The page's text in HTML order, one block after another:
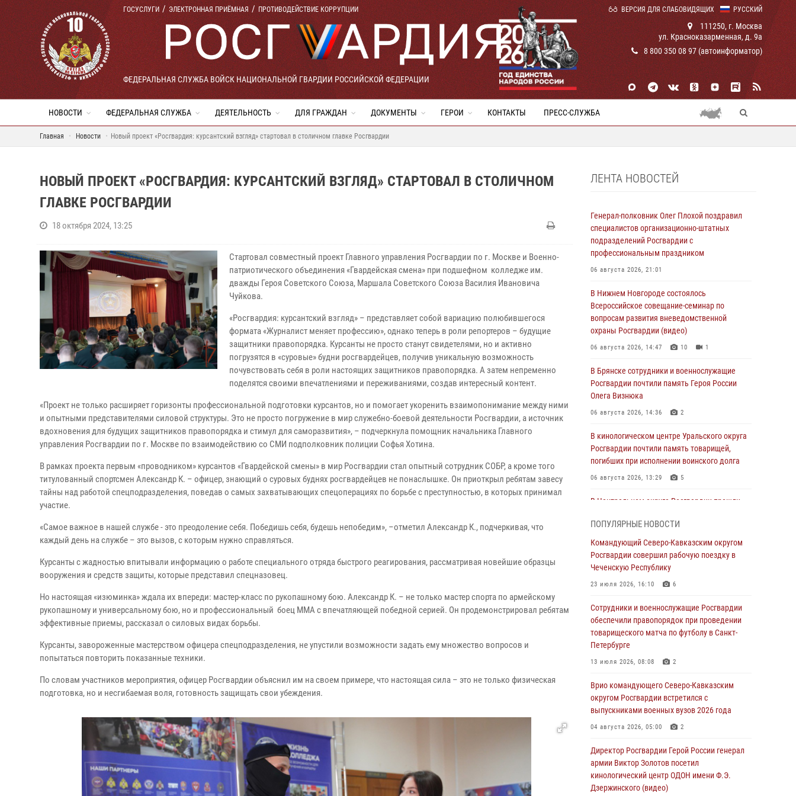
РУССКИЙ
ГОСУСЛУГИ ЭЛЕКТРОННАЯ ПРИЁМНАЯ ПРОТИВОДЕЙСТВИЕ КОРРУПЦИИ ВЕРСИЯ ДЛЯ СЛАБОВИДЯЩИХ
ФЕДЕРАЛЬНАЯ СЛУЖБА ВОЙСК НАЦИОНАЛЬНОЙ ГВАРДИИ РОССИЙСКОЙ ФЕДЕРАЦИИ
111250, г. Москва
ул. Красноказарменная, д. 9а
8 800 350 08 97 (автоинформатор)
НОВОСТИ ФЕДЕРАЛЬНАЯ СЛУЖБА ДЕЯТЕЛЬНОСТЬ ДЛЯ ГРАЖДАН ДОКУМЕНТЫ ГЕРОИ КОНТАКТЫ ПРЕСС-СЛУЖБА
Главная Новости Новый проект «Росгвардия: курсантский взгляд» стартовал в столичном главке Росгвардии
НОВЫЙ ПРОЕКТ «РОСГВАРДИЯ: КУРСАНТСКИЙ ВЗГЛЯД» СТАРТОВАЛ В СТОЛИЧНОМ
ГЛАВКЕ РОСГВАРДИИ
18 октября 2024, 13:25
Стартовал совместный проект Главного управления Росгвардии по г. Москве и Военно-
патриотического объединения «Гвардейская смена» при подшефном колледже им.
дважды Героя Советского Союза, Маршала Советского Союза Василия Ивановича
Чуйкова.
«Росгвардия: курсантский взгляд» – представляет собой вариацию полюбившегося
формата «Журналист меняет профессию», однако теперь в роли репортеров – будущие
защитники правопорядка. Курсанты не просто станут свидетелями, но и активно
погрузятся в «суровые» будни росгвардейцев, получив уникальную возможность
почувствовать себя в роли настоящих защитников правопорядка. А затем непременно
поделятся своими впечатлениями и переживаниями, создав интересный контент.
«Проект не только расширяет горизонты профессиональной подготовки курсантов, но и помогает укоренить взаимопонимание между ними
и опытными представителями силовой структуры. Это не просто погружение в мир служебно-боевой деятельности Росгвардии, а источник
вдохновения для будущих защитников правопорядка и стимул для саморазвития», – подчеркнула помощник начальника Главного
управления Росгвардии по г. Москве по взаимодействию со СМИ подполковник полиции Софья Хотина.
В рамках проекта первым «проводником» курсантов «Гвардейской смены» в мир Росгвардии стал опытный сотрудник СОБР, а кроме того
титулованный спортсмен Александр К. – офицер, знающий о суровых буднях росгвардейцев не понаслышке. Он приоткрыл ребятам завесу
тайны над работой спецподразделения, поведав о самых захватывающих спецоперациях по борьбе с преступностью, в которых принимал
участие.
«Самое важное в нашей службе - это преодоление себя. Победишь себя, будешь непобедим», –отметил Александр К., подчеркивая, что
каждый день на службе – это вызов, с которым нужно справляться.
Курсанты с жадностью впитывали информацию о работе специального отряда быстрого реагирования, рассматривая новейшие образцы
вооружения и средств защиты, которые представил спецназовец.
Но настоящая «изюминка» ждала их впереди: мастер-класс по рукопашному бою. Александр К. – не только мастер спорта по армейскому
рукопашному и универсальному бою, но и профессиональный боец ММА с впечатляющей победной серией. Он продемонстрировал ребятам
эффективные приемы, рассказал о силовых видах борьбы.
Курсанты, завороженные мастерством офицера спецподразделения, не упустили возможности задать ему множество вопросов и
попытаться повторить показанные техники.
По словам участников мероприятия, офицер Росгвардии объяснил им на своем примере, что настоящая сила – это не только физическая
подготовка, но и несгибаемая воля, готовность защищать свои убеждения.
ЛЕНТА НОВОСТЕЙ
Генерал-полковник Олег Плохой поздравил
специалистов организационно-штатных
подразделений Росгвардии с
профессиональным праздником
06 августа 2026, 21:01
В Нижнем Новгороде состоялось
Всероссийское совещание-семинар по
вопросам развития вневедомственной
охраны Росгвардии (видео)
06 августа 2026, 14:47 10 1
В Брянске сотрудники и военнослужащие
Росгвардии почтили память Героя России
Олега Визнюка
06 августа 2026, 14:36 2
В кинологическом центре Уральского округа
Росгвардии почтили память товарищей,
погибших при исполнении воинского долга
06 августа 2026, 13:29 5
В Центральном округе Росгвардии прошли
И.К. Яковлева
06 августа 2026, 13:24
Росгвардейцы задержали мужчину,
открывшего стрельбу в Подмосковье (видео)
Росгвардейцы провели выставку вооружения
для участников сбора «Гвардеец» в Пензе
(видео)
06 августа 2026, 12:00
В Курске росгвардейцы приняли участие в
митинге, посвященном второй годовщине
вторжения ВСУ на территорию области
06 августа 2026, 11:56 4
В Санкт-Петербурге наряд Росгвардии
задержал правонарушителя, угрожавшего
подростку травматическим пистолетом
06 августа 2026, 11:33
ПОПУЛЯРНЫЕ НОВОСТИ
Командующий Северо-Кавказским округом
Росгвардии совершил рабочую поездку в
Чеченскую Республику
23 июля 2026, 16:10 6
Сотрудники и военнослужащие Росгвардии
обеспечили правопорядок при проведении
товарищеского матча по футболу в Санкт-
Петербурге
13 июля 2026, 08:08 2
Врио командующего Северо-Кавказским
округом Росгвардии встретился с
выпускниками военных вузов 2026 года
04 августа 2026, 05:00 2
Директор Росгвардии Герой России генерал
армии Виктор Золотов посетил
кинологический центр ОДОН имени Ф.Э.
Дзержинского (видео)